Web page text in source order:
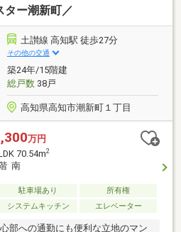
ー潮新町／
土讃線 高知駅 徒歩27分
その他の交通
築24年/15階建
総戸数38戸
高知県高知市潮新町１丁目
万円
70.54m2
南
駐車場あり
所有権
システムキッチン エレベーター
部への通勤にも便利な立地のマン